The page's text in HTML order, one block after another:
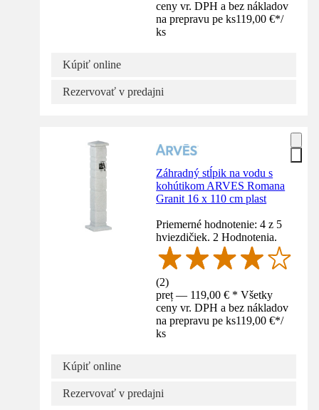
ceny vr. DPH a bez nákladov
na prepravu pe ks119,00 €*/
ks
Kúpiť online
Rezervovať v predajni
Záhradný stĺpik na vodu s
kohútikom ARVES Romana
Granit 16 x 110 cm plast
Priemerné hodnotenie: 4 z 5
hviezdičiek. 2 Hodnotenia.
(2)
preț — 119,00 € * Všetky
ceny vr. DPH a bez nákladov
na prepravu pe ks119,00 €*/
ks
Kúpiť online
Rezervovať v predajni